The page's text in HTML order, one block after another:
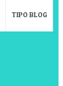
TIPO BLOG